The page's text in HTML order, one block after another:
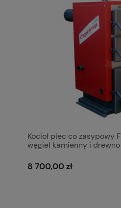
Kocioł piec co zasypowy
węgiel kamienny i
Pleszew Ciepłomax
8 700,00 zł